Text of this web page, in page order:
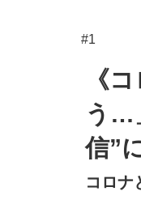
#1
《
う…
信”
コロナ